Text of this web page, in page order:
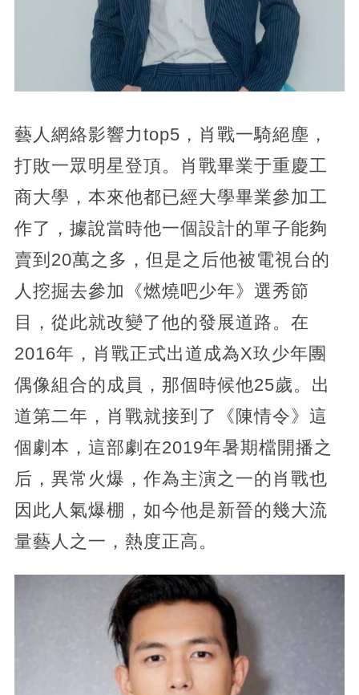
藝人網絡影響力top5，肖戰一騎絕塵，
打敗一眾明星登頂。肖戰畢業于重慶工
商大學，本來他都已經大學畢業參加工
作了，據說當時他一個設計的單子能夠
賣到20萬之多，但是之后他被電視台的
人挖掘去參加《燃燒吧少年》選秀節
目，從此就改變了他的發展道路。在
2016年，肖戰正式出道成為X玖少年團
偶像組合的成員，那個時候他25歲。出
道第二年，肖戰就接到了《陳情令》這
個劇本，這部劇在2019年暑期檔開播之
后，異常火爆，作為主演之一的肖戰也
因此人氣爆棚，如今他是新晉的幾大流
量藝人之一，熱度正高。